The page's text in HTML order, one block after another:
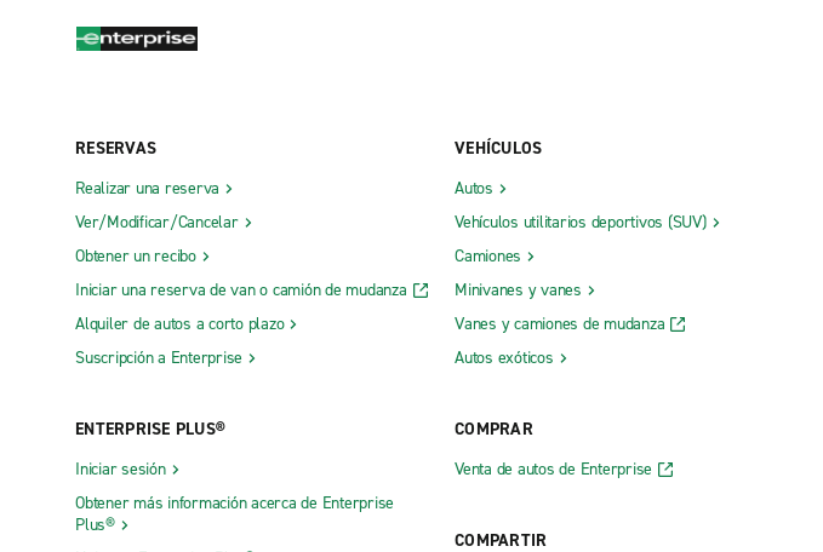
RESERVAS
Realizar una reserva
Ver/Modificar/Cancelar
Obtener un recibo
Iniciar una reserva de van o camión de mudanza
Alquiler de autos a corto plazo
Suscripción a Enterprise
ENTERPRISE PLUS®
Iniciar sesión
Obtener más información acerca de Enterprise
Plus®
VEHÍCULOS
Autos
Vehículos utilitarios deportivos (SUV)
Camiones
Minivanes y vanes
Vanes y camiones de mudanza
Autos exóticos
COMPRAR
Venta de autos de Enterprise
COMPARTIR